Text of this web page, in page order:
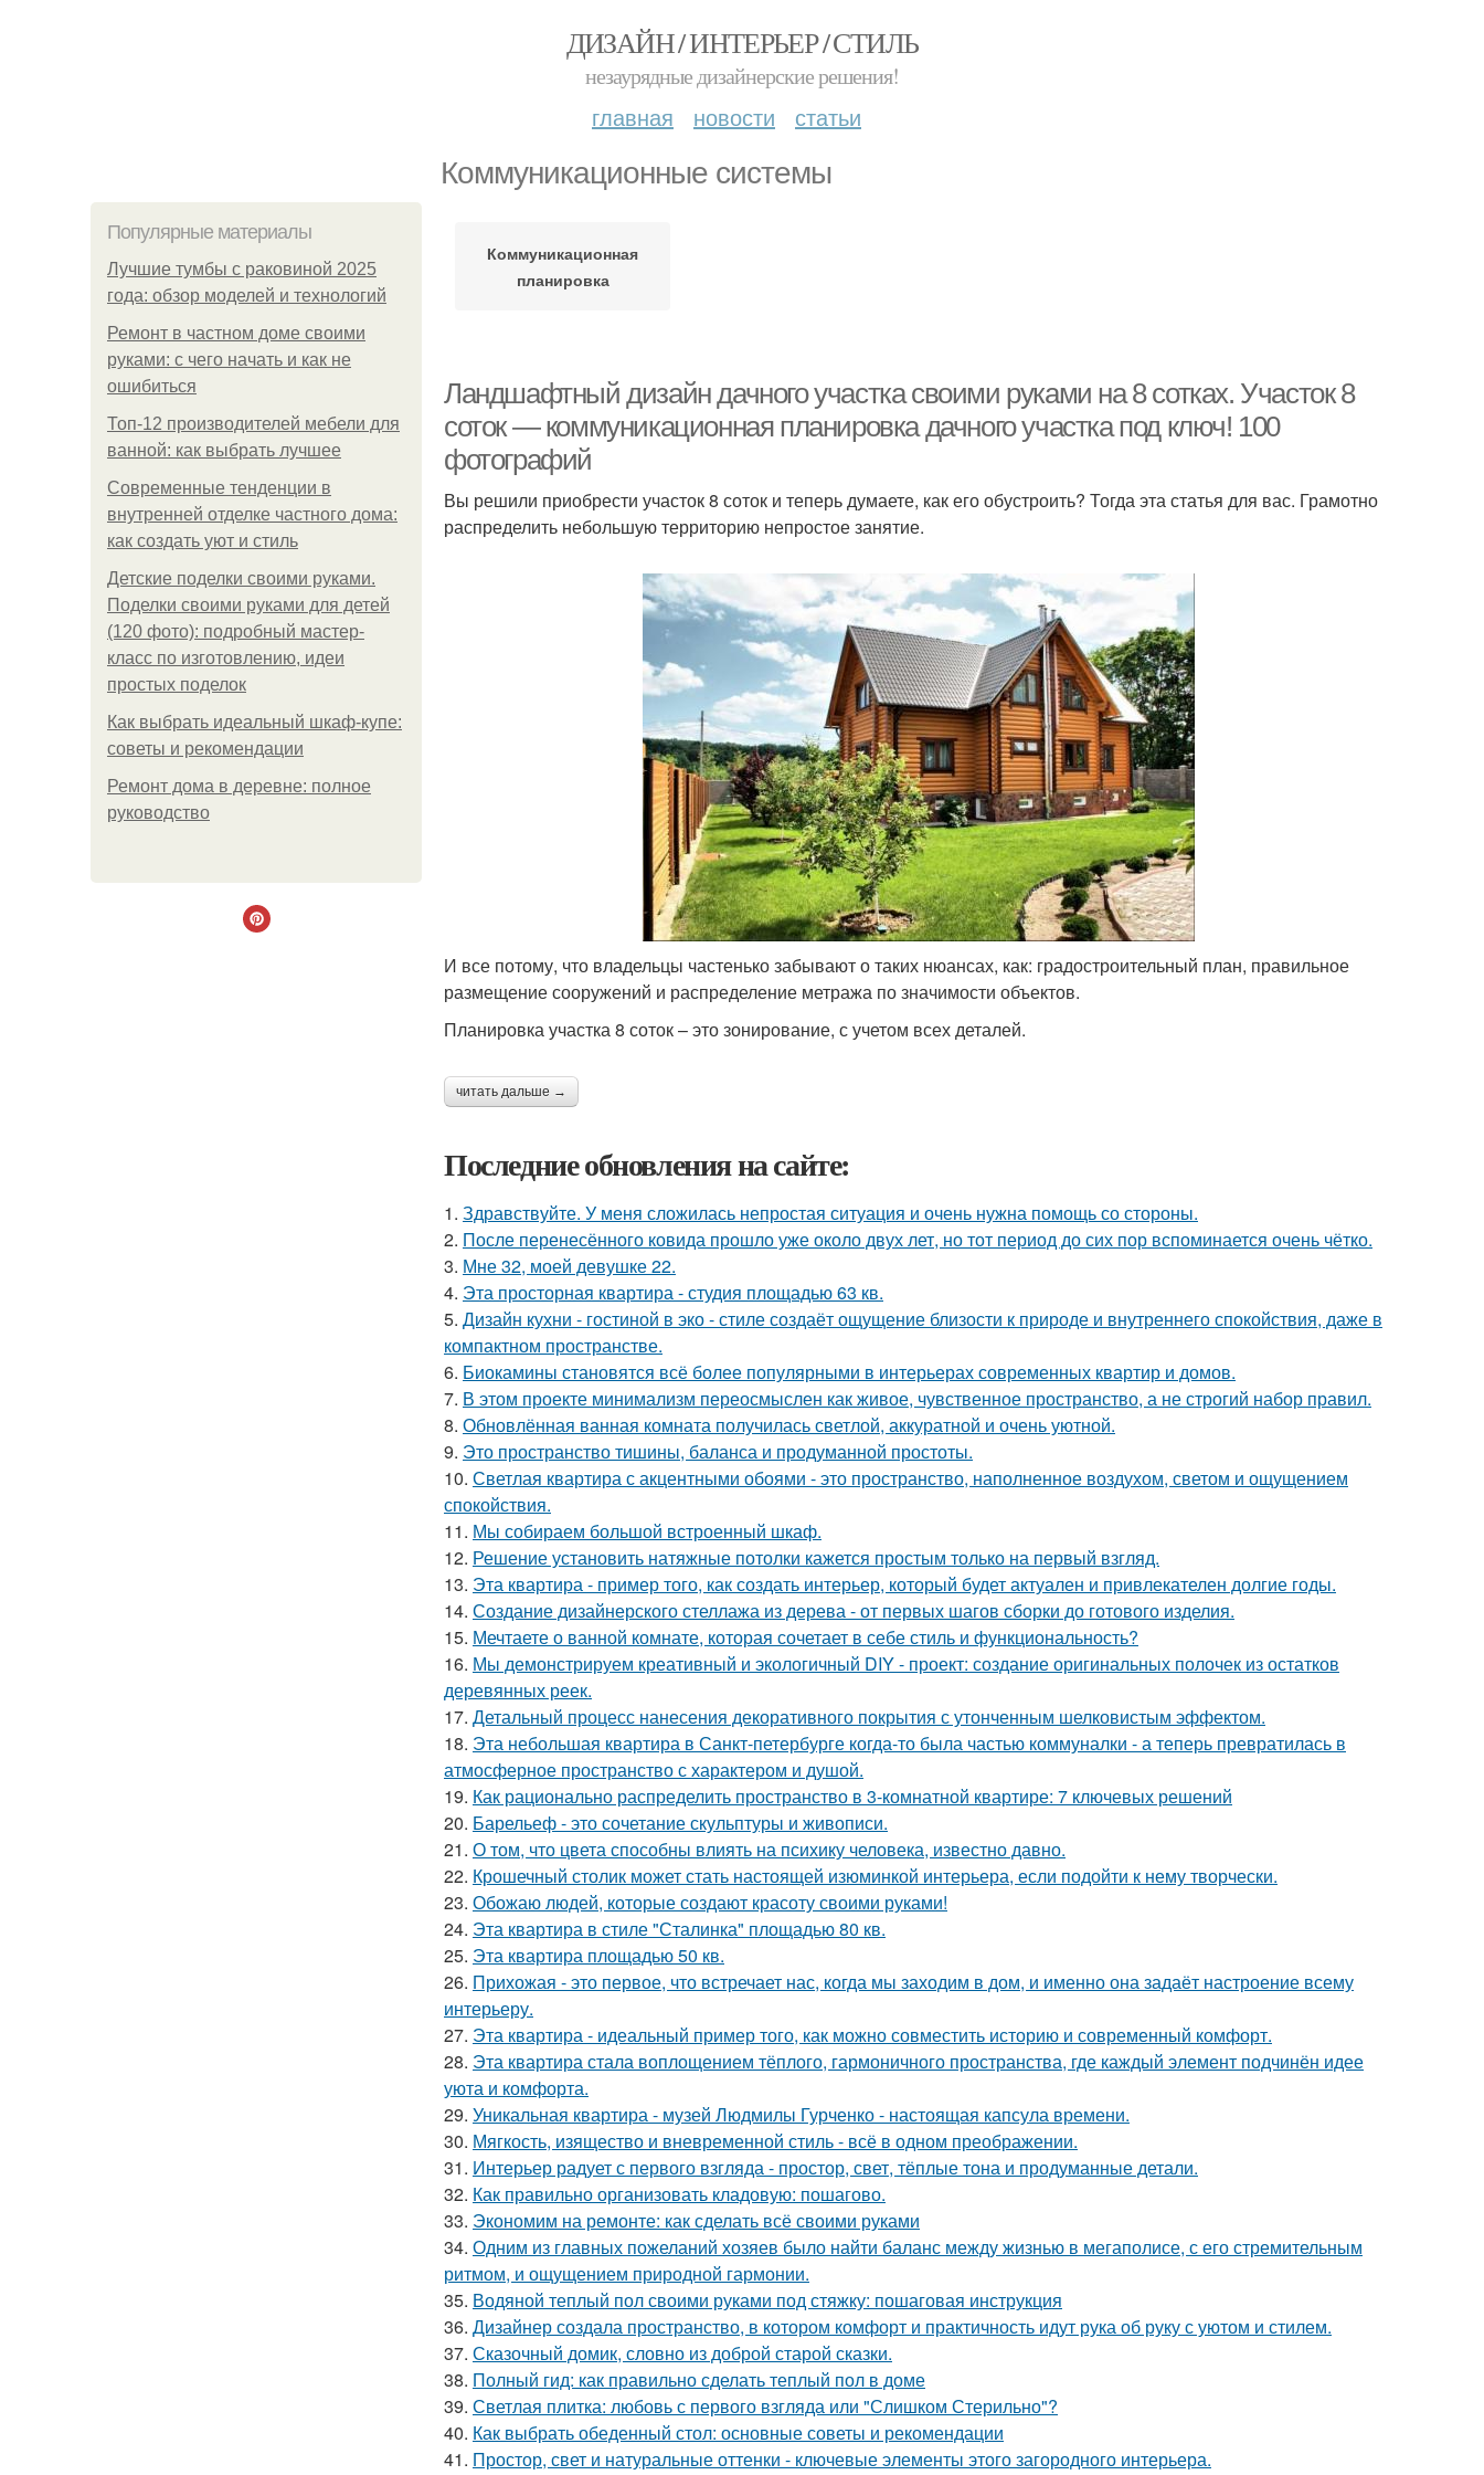
ДИЗАЙН / ИНТЕРЬЕР / СТИЛЬ
незаурядные дизайнерские решения!
главная новости статьи
Коммуникационные системы
Популярные материалы
Лучшие тумбы с раковиной 2025
года: обзор моделей и технологий
Ремонт в частном доме своими
руками: с чего начать и как не
ошибиться
Топ-12 производителей мебели для
ванной: как выбрать лучшее
Современные тенденции в
внутренней отделке частного дома:
как создать уют и стиль
Детские поделки своими руками.
Поделки своими руками для детей
(120 фото): подробный мастер-
класс по изготовлению, идеи
простых поделок
Как выбрать идеальный шкаф-купе:
советы и рекомендации
Ремонт дома в деревне: полное
руководство
Коммуникационная
планировка
Ландшафтный дизайн дачного участка своими руками на 8 сотках. Участок 8
соток — коммуникационная планировка дачного участка под ключ! 100
фотографий
Вы решили приобрести участок 8 соток и теперь думаете, как его обустроить? Тогда эта статья для вас. Грамотно
распределить небольшую территорию непростое занятие.
И все потому, что владельцы частенько забывают о таких нюансах, как: градостроительный план, правильное
размещение сооружений и распределение метража по значимости объектов.
Планировка участка 8 соток – это зонирование, с учетом всех деталей.
читать дальше →
Последние обновления на сайте:
1. Здравствуйте. У меня сложилась непростая ситуация и очень нужна помощь со стороны.
2. После перенесённого ковида прошло уже около двух лет, но тот период до сих пор вспоминается очень чётко.
3. Мне 32, моей девушке 22.
4. Эта просторная квартира - студия площадью 63 кв.
5. Дизайн кухни - гостиной в эко - стиле создаёт ощущение близости к природе и внутреннего спокойствия, даже в
компактном пространстве.
6. Биокамины становятся всё более популярными в интерьерах современных квартир и домов.
7. В этом проекте минимализм переосмыслен как живое, чувственное пространство, а не строгий набор правил.
8. Обновлённая ванная комната получилась светлой, аккуратной и очень уютной.
9. Это пространство тишины, баланса и продуманной простоты.
10. Светлая квартира с акцентными обоями - это пространство, наполненное воздухом, светом и ощущением
спокойствия.
11. Мы собираем большой встроенный шкаф.
12. Решение установить натяжные потолки кажется простым только на первый взгляд.
13. Эта квартира - пример того, как создать интерьер, который будет актуален и привлекателен долгие годы.
14. Создание дизайнерского стеллажа из дерева - от первых шагов сборки до готового изделия.
15. Мечтаете о ванной комнате, которая сочетает в себе стиль и функциональность?
16. Мы демонстрируем креативный и экологичный DIY - проект: создание оригинальных полочек из остатков
деревянных реек.
17. Детальный процесс нанесения декоративного покрытия с утонченным шелковистым эффектом.
18. Эта небольшая квартира в Санкт-петербурге когда-то была частью коммуналки - а теперь превратилась в
атмосферное пространство с характером и душой.
19. Как рационально распределить пространство в 3-комнатной квартире: 7 ключевых решений
20. Барельеф - это сочетание скульптуры и живописи.
21. О том, что цвета способны влиять на психику человека, известно давно.
22. Крошечный столик может стать настоящей изюминкой интерьера, если подойти к нему творчески.
23. Обожаю людей, которые создают красоту своими руками!
24. Эта квартира в стиле "Сталинка" площадью 80 кв.
25. Эта квартира площадью 50 кв.
26. Прихожая - это первое, что встречает нас, когда мы заходим в дом, и именно она задаёт настроение всему
интерьеру.
27. Эта квартира - идеальный пример того, как можно совместить историю и современный комфорт.
28. Эта квартира стала воплощением тёплого, гармоничного пространства, где каждый элемент подчинён идее
уюта и комфорта.
29. Уникальная квартира - музей Людмилы Гурченко - настоящая капсула времени.
30. Мягкость, изящество и вневременной стиль - всё в одном преображении.
31. Интерьер радует с первого взгляда - простор, свет, тёплые тона и продуманные детали.
32. Как правильно организовать кладовую: пошагово.
33. Экономим на ремонте: как сделать всё своими руками
34. Одним из главных пожеланий хозяев было найти баланс между жизнью в мегаполисе, с его стремительным
ритмом, и ощущением природной гармонии.
35. Водяной теплый пол своими руками под стяжку: пошаговая инструкция
36. Дизайнер создала пространство, в котором комфорт и практичность идут рука об руку с уютом и стилем.
37. Сказочный домик, словно из доброй старой сказки.
38. Полный гид: как правильно сделать теплый пол в доме
39. Светлая плитка: любовь с первого взгляда или "Слишком Стерильно"?
40. Как выбрать обеденный стол: основные советы и рекомендации
41. Простор, свет и натуральные оттенки - ключевые элементы этого загородного интерьера.